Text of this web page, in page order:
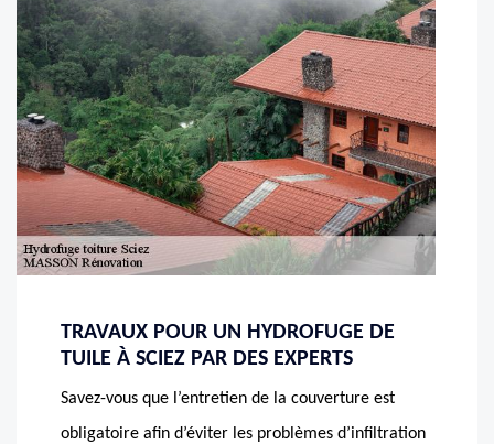
TRAVAUX POUR UN HYDROFUGE DE
TUILE À SCIEZ PAR DES EXPERTS
Savez-vous que l’entretien de la couverture est
obligatoire afin d’éviter les problèmes d’infiltration